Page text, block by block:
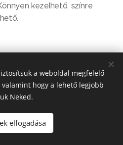
kezelhető, színre
11385497-2-05
a weboldal megfelelő
hogy a lehető legjobb
Neked.
elfogadása